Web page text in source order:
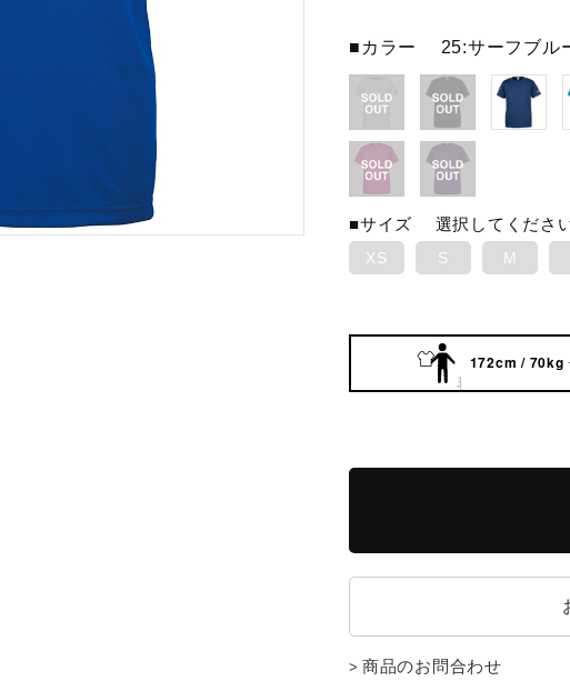
■カラー 25:サーフブル
■サイズ 選択してくださ
XS S M
172cm / 70kg
商品のお問合わせ